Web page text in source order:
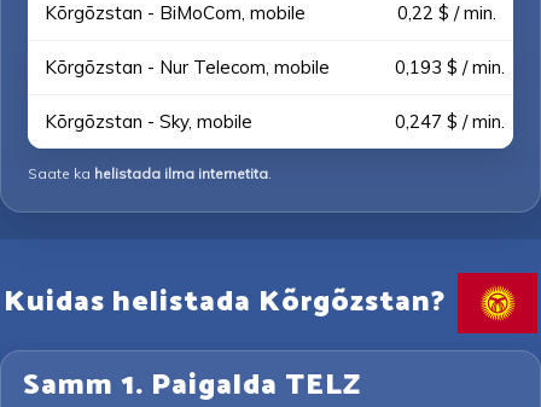
Kõrgõzstan - BiMoCom, mobile 0,22 $ / min.
Kõrgõzstan - Nur Telecom, mobile 0,193 $ / min.
Kõrgõzstan - Sky, mobile 0,247 $ / min.
Saate ka helistada ilma internetita.
Kuidas helistada Kõrgõzstan?
Samm 1. Paigalda TELZ